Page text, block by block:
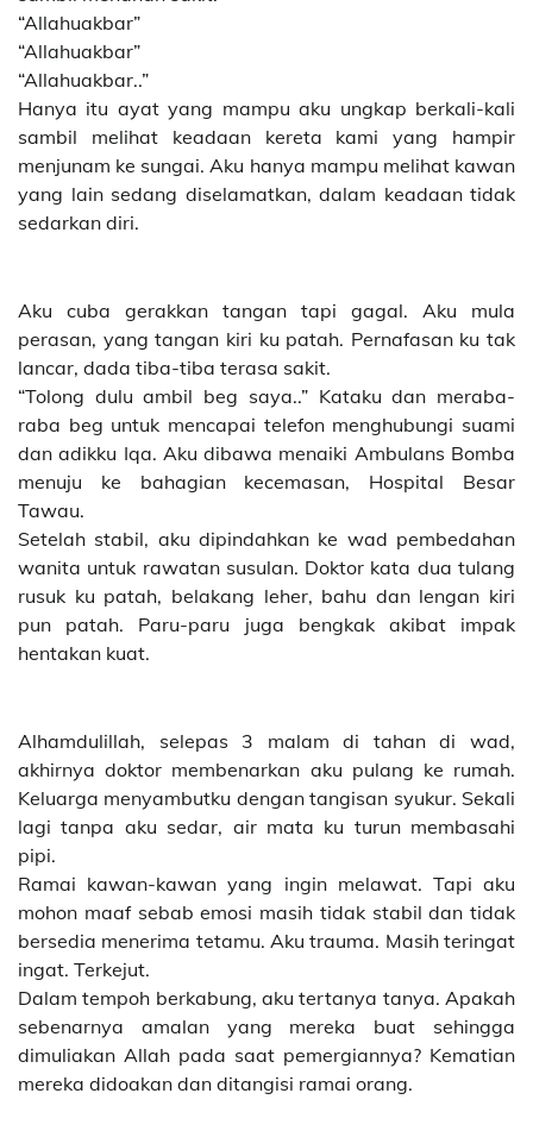
“Allahuakbar”
“Allahuakbar”
“Allahuakbar..”
Hanya itu ayat yang mampu aku ungkap berkali-kali
sambil melihat keadaan kereta kami yang hampir
menjunam ke sungai. Aku hanya mampu melihat kawan
yang lain sedang diselamatkan, dalam keadaan tidak
sedarkan diri.
Aku cuba gerakkan tangan tapi gagal. Aku mula
perasan, yang tangan kiri ku patah. Pernafasan ku tak
lancar, dada tiba-tiba terasa sakit.
“Tolong dulu ambil beg saya..” Kataku dan meraba-
raba beg untuk mencapai telefon menghubungi suami
dan adikku Iqa. Aku dibawa menaiki Ambulans Bomba
menuju ke bahagian kecemasan, Hospital Besar
Tawau.
Setelah stabil, aku dipindahkan ke wad pembedahan
wanita untuk rawatan susulan. Doktor kata dua tulang
rusuk ku patah, belakang leher, bahu dan lengan kiri
pun patah. Paru-paru juga bengkak akibat impak
hentakan kuat.
Alhamdulillah, selepas 3 malam di tahan di wad,
akhirnya doktor membenarkan aku pulang ke rumah.
Keluarga menyambutku dengan tangisan syukur. Sekali
lagi tanpa aku sedar, air mata ku turun membasahi
pipi.
Ramai kawan-kawan yang ingin melawat. Tapi aku
mohon maaf sebab emosi masih tidak stabil dan tidak
bersedia menerima tetamu. Aku trauma. Masih teringat
ingat. Terkejut.
Dalam tempoh berkabung, aku tertanya tanya. Apakah
sebenarnya amalan yang mereka buat sehingga
dimuliakan Allah pada saat pemergiannya? Kematian
mereka didoakan dan ditangisi ramai orang.